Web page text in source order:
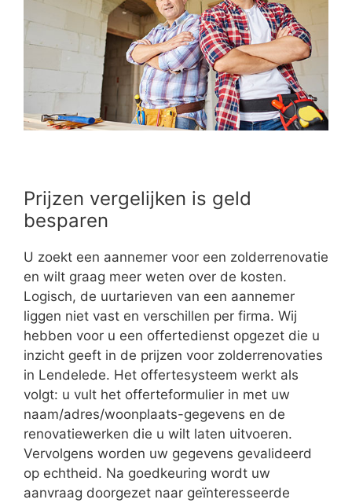
Prijzen vergelijken is geld
besparen
U zoekt een aannemer voor een zolderrenovatie
en wilt graag meer weten over de kosten.
Logisch, de uurtarieven van een aannemer
liggen niet vast en verschillen per firma. Wij
hebben voor u een offertedienst opgezet die u
inzicht geeft in de prijzen voor zolderrenovaties
in Lendelede. Het offertesysteem werkt als
volgt: u vult het offerteformulier in met uw
naam/adres/woonplaats-gegevens en de
renovatiewerken die u wilt laten uitvoeren.
Vervolgens worden uw gegevens gevalideerd
op echtheid. Na goedkeuring wordt uw
aanvraag doorgezet naar geïnteresseerde